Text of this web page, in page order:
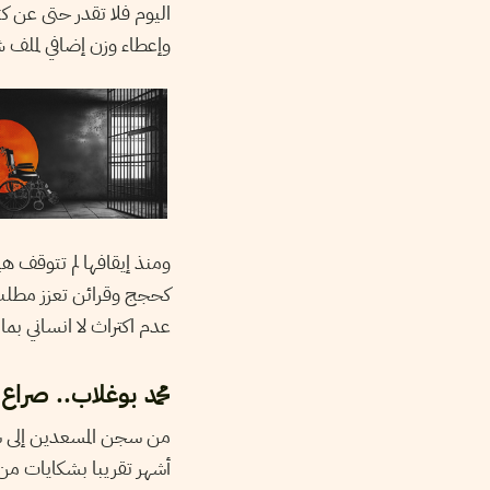
اليوم فلا تقدر حتى عن
وإعطاء وزن إضافي
ومنذ إيقافها لم
كحجج وقرائن تعزز
عدم اكتراث لا انساني
محمد بوغلاب..
من سجن المسعدين إلى
أشهر تقريبا بشكايات